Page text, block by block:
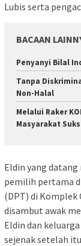
Lubis serta
BACAAN
Penyanyi Bilal
Tanpa
Non-Halal
Melalui Raker
Masyarakat
Eldin yang
pemilih pertama
(DPT) di Komplek
disambut awak
Eldin dan
sejenak setelah